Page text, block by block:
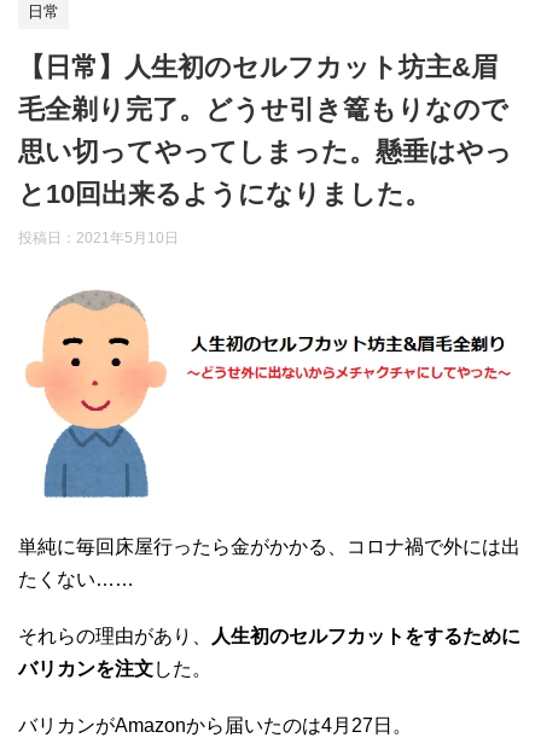
日常
【日常】人生初のセルフカット坊主&眉
毛全剃り完了。どうせ引き篭もりなので
思い切ってやってしまった。懸垂はやっ
と10回出来るようになりました。
投稿日： 2021年5月10日
単純に毎回床屋行ったら金がかかる、コロナ禍で外には出
たくない……
それらの理由があり、
人生初のセルフカットをするために
バリカンを注文した。
バリカンがAmazonから届いたのは4月27日。